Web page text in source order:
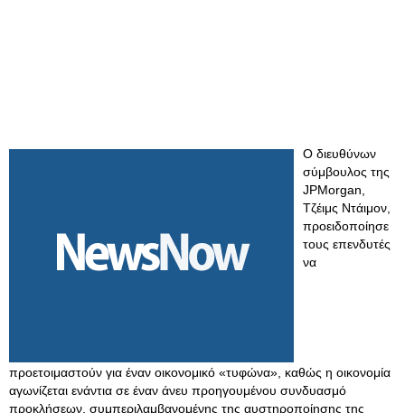
Ο διευθύνων
σύμβουλος της
JPMorgan,
Τζέιμς Ντάιμον,
προειδοποίησε
τους επενδυτές
να
προετοιμαστούν για έναν οικονομικό «τυφώνα», καθώς η οικονομία
αγωνίζεται ενάντια σε έναν άνευ προηγουμένου συνδυασμό
προκλήσεων, συμπεριλαμβανομένης της αυστηροποίησης της